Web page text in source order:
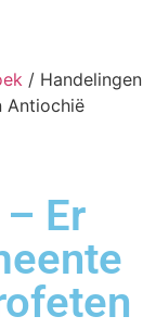
/ Handelingen
Antiochië
Er